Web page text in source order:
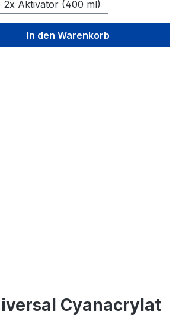
2x Aktivator (400 ml)
den gewünschten Wert
In den Warenkorb
Cyanacrylat